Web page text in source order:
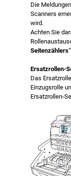
Die
Scanners
wird.
Achten Sie
Seitenzählers“
Ersatzrollen-
Das
Einzugsrolle
Ersatzrollen-